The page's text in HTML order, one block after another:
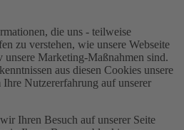
die uns - teilweise
zu verstehen, wie unsere Webseite
Marketing-Maßnahmen sind.
aus diesen Cookies unsere
Nutzererfahrung auf unserer
Ihren Besuch auf unserer Seite